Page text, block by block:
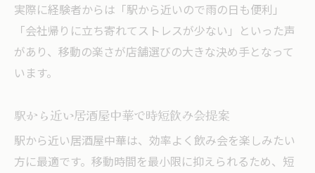
実際に経験者からは「駅から近いので雨の日も便利」
「会社帰りに立ち寄れてストレスが少ない」といった声
があり、移動の楽さが店舗選びの大きな決め手となって
います。
駅から近い居酒屋中華で時短飲み会提案
駅から近い居酒屋中華は、効率よく飲み会を楽しみたい
方に最適です。移動時間を最小限に抑えられるため、短